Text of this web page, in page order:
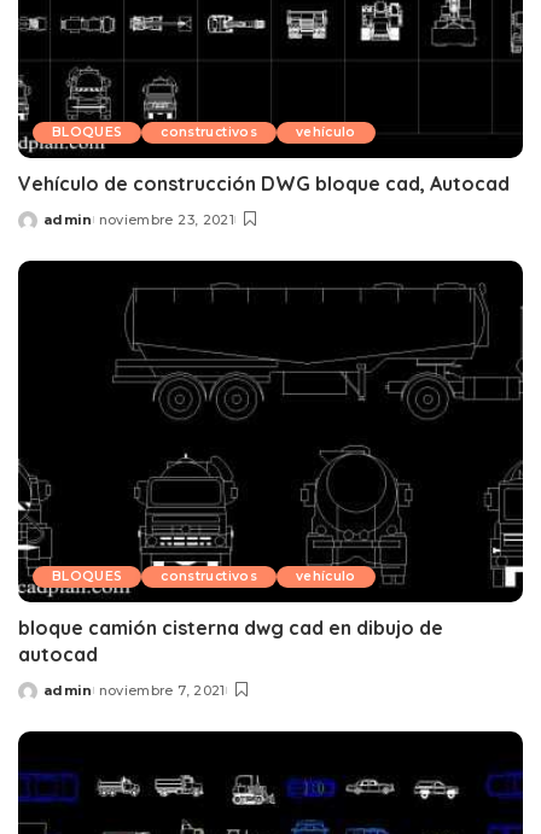
BLOQUES constructivos vehículo
Vehículo de construcción DWG bloque cad, Autocad
Posted
admin noviembre 23, 2021
BLOQUES constructivos vehículo
bloque camión cisterna dwg cad en dibujo de
autocad
Posted
admin noviembre 7, 2021